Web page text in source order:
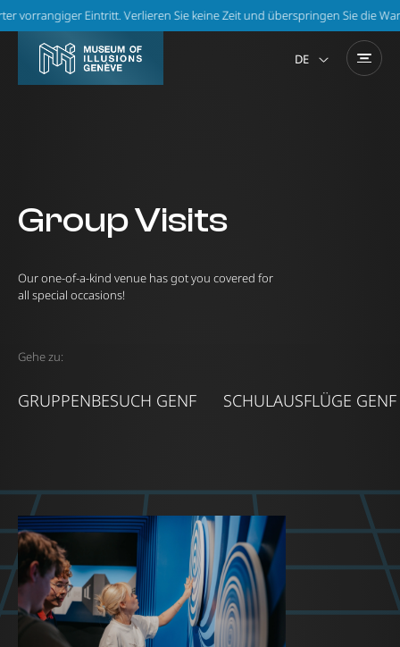
Eintritt. Verlieren Sie keine Zeit und überspringen Sie die
DE
Group Visits
Our one-of-a-kind venue has got you covered for
all special occasions!
Gehe zu:
GRUPPENBESUCH GENF SCHULAUSFLÜGE GENF